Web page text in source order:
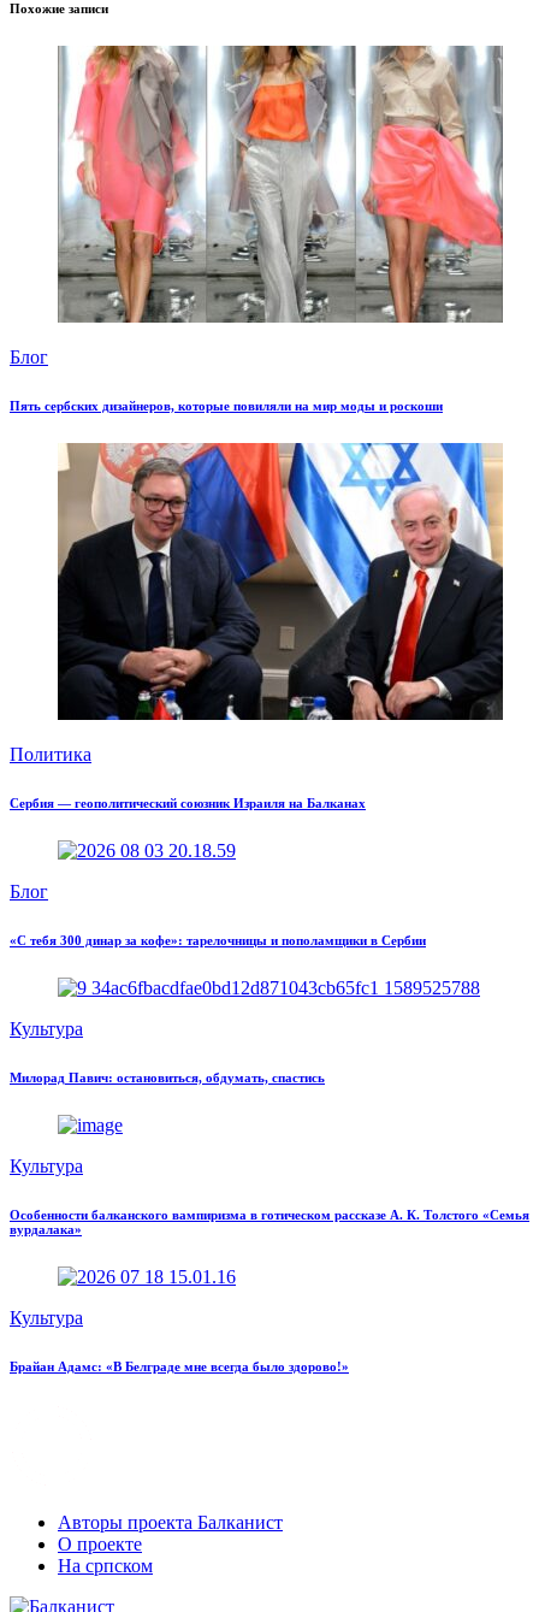
Похожие записи
Блог
Пять сербских дизайнеров, которые повиляли на мир моды и роскоши
Политика
Сербия — геополитический союзник Израиля на Балканах
Блог
«С тебя 300 динар за кофе»: тарелочницы и пополамщики в Сербии
Культура
Милорад Павич: остановиться, обдумать, спастись
Культура
Особенности балканского вампиризма в готическом рассказе А. К. Толстого «Семья
вурдалака»
Культура
Брайан Адамс: «В Белграде мне всегда было здорово!»
Авторы проекта Балканист
О проекте
На српском